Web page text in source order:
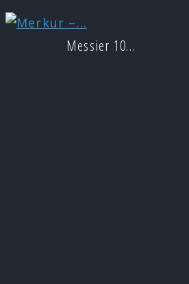
Messier 10…